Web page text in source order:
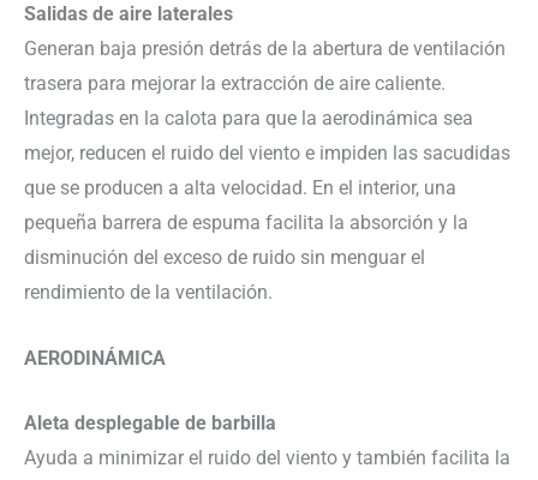
Salidas de aire laterales
Generan baja presión detrás de la abertura de ventilación
trasera para mejorar la extracción de aire caliente.
Integradas en la calota para que la aerodinámica sea
mejor, reducen el ruido del viento e impiden las sacudidas
que se producen a alta velocidad. En el interior, una
pequeña barrera de espuma facilita la absorción y la
disminución del exceso de ruido sin menguar el
rendimiento de la ventilación.
AERODINÁMICA
Aleta desplegable de barbilla
Ayuda a minimizar el ruido del viento y también facilita la